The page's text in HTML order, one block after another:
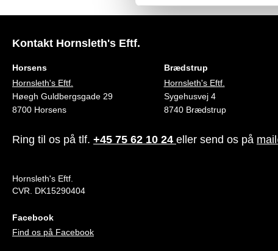
Kontakt Hornsleth's Eftf.
Horsens
Hornsleth's Eftf.
Høegh Guldbergsgade 29
8700 Horsens
Brædstrup
Hornsleth's Eftf.
Sygehusvej 4
8740 Brædstrup
Ring til os på tlf. +45 75 62 10 24 eller send os på
Hornsleth's Eftf.
CVR. DK15290404
Facebook
Find os på Facebook